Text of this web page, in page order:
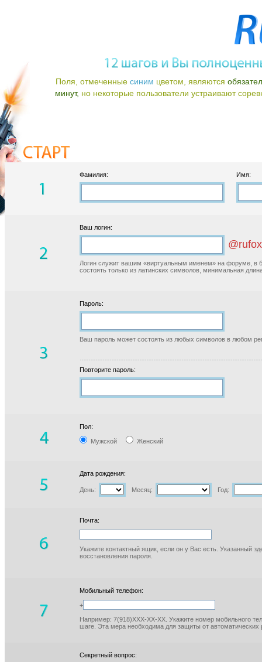
Поля, отмеченные синим цветом, являются
минут, но некоторые пользователи устраивают
Фамилия: Имя:
Ваш логин:
Логин служит вашим «виртуальным именем» на форуме, в
состоять только из латинских символов, минимальная
Пароль:
Ваш пароль может состоять из любых символов в любом
Повторите пароль:
Пол:
Мужской Женский
Дата рождения:
День: Месяц: Год:
Почта:
Укажите контактный ящик, если он у Вас есть. Указанный
восстановления пароля.
Мобильный телефон:
+
Например: 7(918)XXX-XX-XX. Укажите номер мобильного
шаге. Эта мера необходима для защиты от автоматических
Секретный вопрос: